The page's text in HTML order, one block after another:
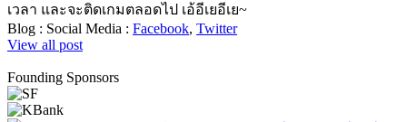
เวลา และจะติดเกมตลอดไป เอ้อีเยอีเย~
Blog : Social Media : Facebook, Twitter
View all post
Founding Sponsors